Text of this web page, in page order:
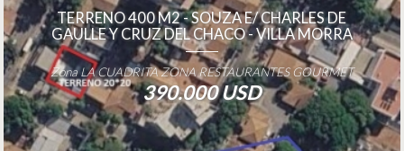
TERRENO 400 M2 - SOUZA E/ CHARLES DE
GAULLE Y CRUZ DEL CHACO - VILLA MORRA
Zona LA CUADRITA ZONA RESTAURANTES GOURMET
390.000 USD